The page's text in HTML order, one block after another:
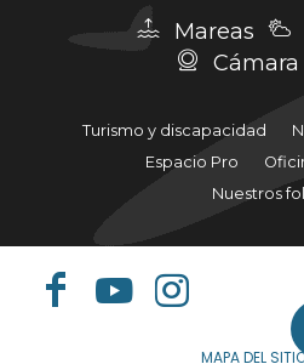
Mareas
Turismo y discapacidad
Espacio Pro
Nuestros
MAPA DEL